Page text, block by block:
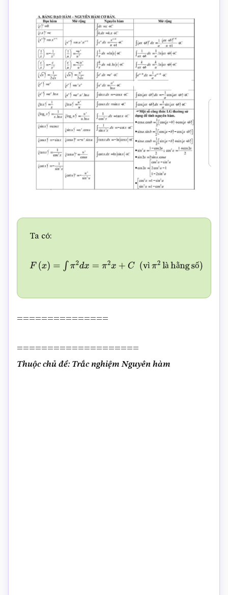
Ta có:
ì à ằ ố
F x)= π2 d x= π2x +C( ìπ 2l àh n gs ố
===============
====================
Thuộc chủ đề: Trắc nghiệm Nguyên hàm